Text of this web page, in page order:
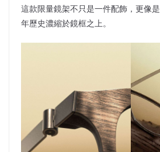
這款限量鏡架不只是一件配飾，更像
年歷史濃縮於鏡框之上。